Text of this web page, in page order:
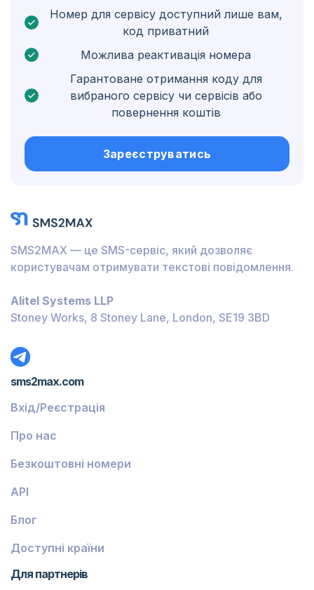
Угорщина
Болівія
Ґватемала
Куба
Барбадос
Бурунді
Багамські Острови
Беліз
Грузія
Греція
Ісландія
Гвінея-Бісау
Ґваделупа
Французька Ґвіана
Номер для сервісу доступний лише вам,
код приватний
Можлива реактивація номера
Гарантоване отримання коду для
вибраного сервісу чи сервісів або
повернення коштів
Зареєструватись
SMS2MAX — це SMS-сервіс, який дозволяє
користувачам отримувати текстові повідомлення.
Alitel Systems LLP
Stoney Works, 8 Stoney Lane, London, SE19 3BD
sms2max.com
Вхід/Реєстрація
Про нас
Безкоштовні номери
API
Блог
Доступні країни
Для партнерів